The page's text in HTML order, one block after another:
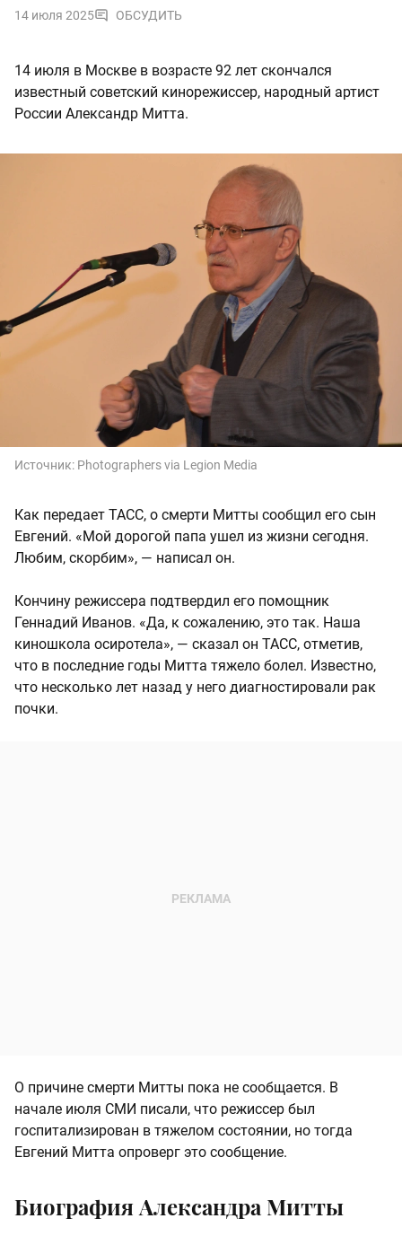
14 июля 2025 ОБСУДИТЬ
14 июля в Москве в возрасте 92 лет скончался
известный советский кинорежиссер, народный артист
России Александр Митта.
Источник: Photographers via Legion Media
Как передает ТАСС, о смерти Митты сообщил его сын
Евгений. «Мой дорогой папа ушел из жизни сегодня.
Любим, скорбим», — написал он.
Кончину режиссера подтвердил его помощник
Геннадий Иванов. «Да, к сожалению, это так. Наша
киношкола осиротела», — сказал он ТАСС, отметив,
что в последние годы Митта тяжело болел. Известно,
что несколько лет назад у него диагностировали рак
почки.
О причине смерти Митты пока не сообщается. В
начале июля СМИ писали, что режиссер был
госпитализирован в тяжелом состоянии, но тогда
Евгений Митта опроверг это сообщение.
Биография Александра Митты